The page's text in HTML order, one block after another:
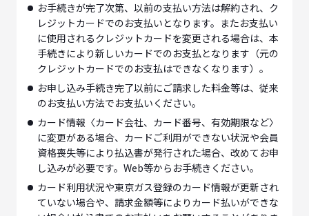
お手続きが完了次第、以前の支払い方法は解約され、ク
レジットカードでのお支払いとなります。またお支払い
に使用されるクレジットカードを変更される場合は、本
手続きにより新しいカードでのお支払となります（元の
クレジットカードでのお支払はできなくなります）。
お申し込み手続き完了以前にご請求した料金等は、従来
のお支払い方法でお支払いください。
カード情報〈カード会社、カード番号、有効期限など〉
に変更がある場合、カードご利用ができない状況や会員
資格喪失等により払込書が発行された場合、改めてお申
し込みが必要です。Web等からお手続きください。
カード利用状況や東京ガス登録のカード情報が更新され
ていない場合や、請求金額等によりカード払いができな